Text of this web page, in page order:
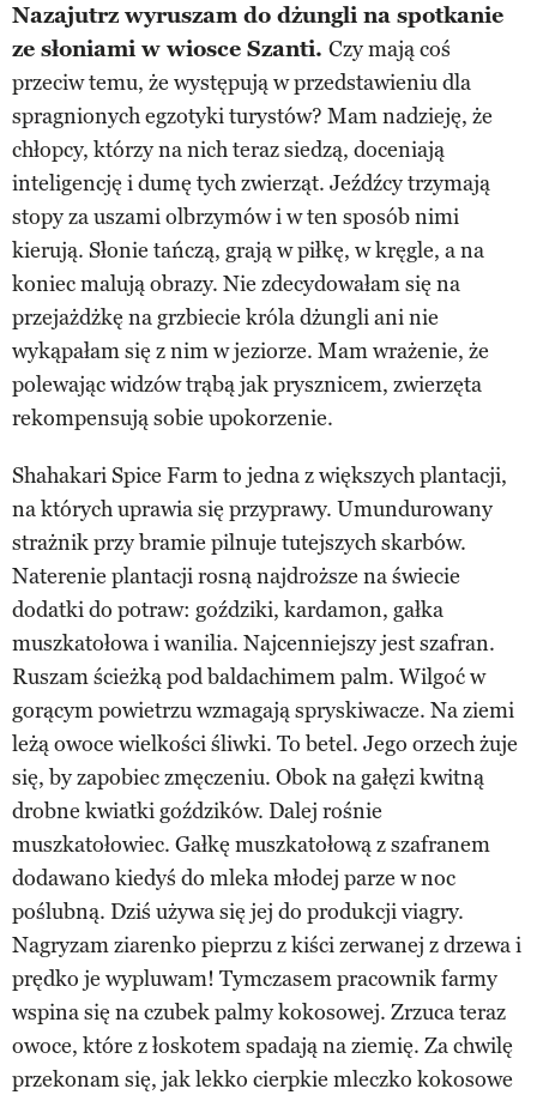
Nazajutrz wyruszam do dżungli na spotkanie
ze słoniami w wiosce Szanti. Czy mają coś
przeciw temu, że występują w przedstawieniu dla
spragnionych egzotyki turystów? Mam nadzieję, że
chłopcy, którzy na nich teraz siedzą, doceniają
inteligencję i dumę tych zwierząt. Jeźdźcy trzymają
stopy za uszami olbrzymów i w ten sposób nimi
kierują. Słonie tańczą, grają w piłkę, w kręgle, a na
koniec malują obrazy. Nie zdecydowałam się na
przejażdżkę na grzbiecie króla dżungli ani nie
wykąpałam się z nim w jeziorze. Mam wrażenie, że
polewając widzów trąbą jak prysznicem, zwierzęta
rekompensują sobie upokorzenie.
Shahakari Spice Farm to jedna z większych plantacji,
na których uprawia się przyprawy. Umundurowany
strażnik przy bramie pilnuje tutejszych skarbów.
Naterenie plantacji rosną najdroższe na świecie
dodatki do potraw: goździki, kardamon, gałka
muszkatołowa i wanilia. Najcenniejszy jest szafran.
Ruszam ścieżką pod baldachimem palm. Wilgoć w
gorącym powietrzu wzmagają spryskiwacze. Na ziemi
leżą owoce wielkości śliwki. To betel. Jego orzech żuje
się, by zapobiec zmęczeniu. Obok na gałęzi kwitną
drobne kwiatki goździków. Dalej rośnie
muszkatołowiec. Gałkę muszkatołową z szafranem
dodawano kiedyś do mleka młodej parze w noc
poślubną. Dziś używa się jej do produkcji viagry.
Nagryzam ziarenko pieprzu z kiści zerwanej z drzewa i
prędko je wypluwam! Tymczasem pracownik farmy
wspina się na czubek palmy kokosowej. Zrzuca teraz
owoce, które z łoskotem spadają na ziemię. Za chwilę
przekonam się, jak lekko cierpkie mleczko kokosowe